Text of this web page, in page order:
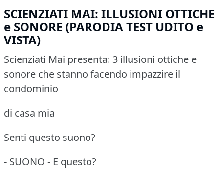
SCIENZIATI MAI: ILLUSIONI OTTICHE
e SONORE (PARODIA TEST UDITO e
VISTA)
Scienziati Mai presenta: 3 illusioni ottiche e
sonore che stanno facendo impazzire il
condominio
di casa mia
Senti questo suono?
- SUONO - E questo?